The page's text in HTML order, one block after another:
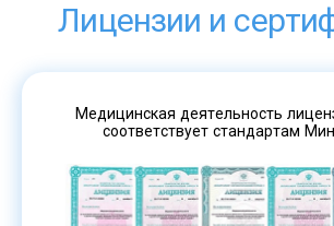
Лицензии и
Медицинская деятельность
соответствует стандартам